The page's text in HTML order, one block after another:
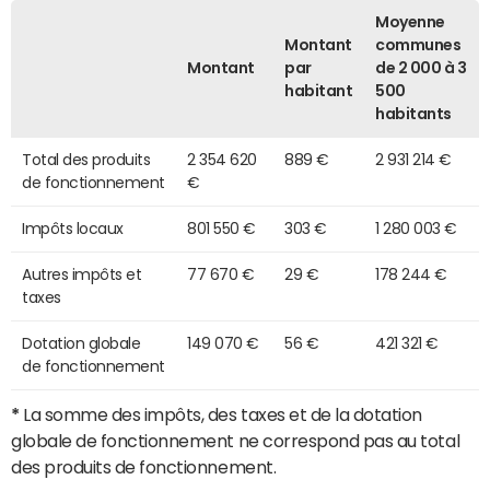
Montant
Montant
par
habitant
Moyenne
communes
de 2 000 à 3
500
habitants
Total des produits
de fonctionnement
2 354 620
€
889 € 2 931 214 €
Impôts locaux 801 550 € 303 € 1 280 003 €
Autres impôts et
taxes
77 670 € 29 € 178 244 €
Dotation globale
de fonctionnement
149 070 € 56 € 421 321 €
* La somme des impôts, des taxes et de la dotation
globale de fonctionnement ne correspond pas au total
des produits de fonctionnement.